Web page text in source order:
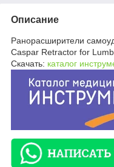
Описание
Ранорасширители
Caspar Retractor for
Скачать: каталог